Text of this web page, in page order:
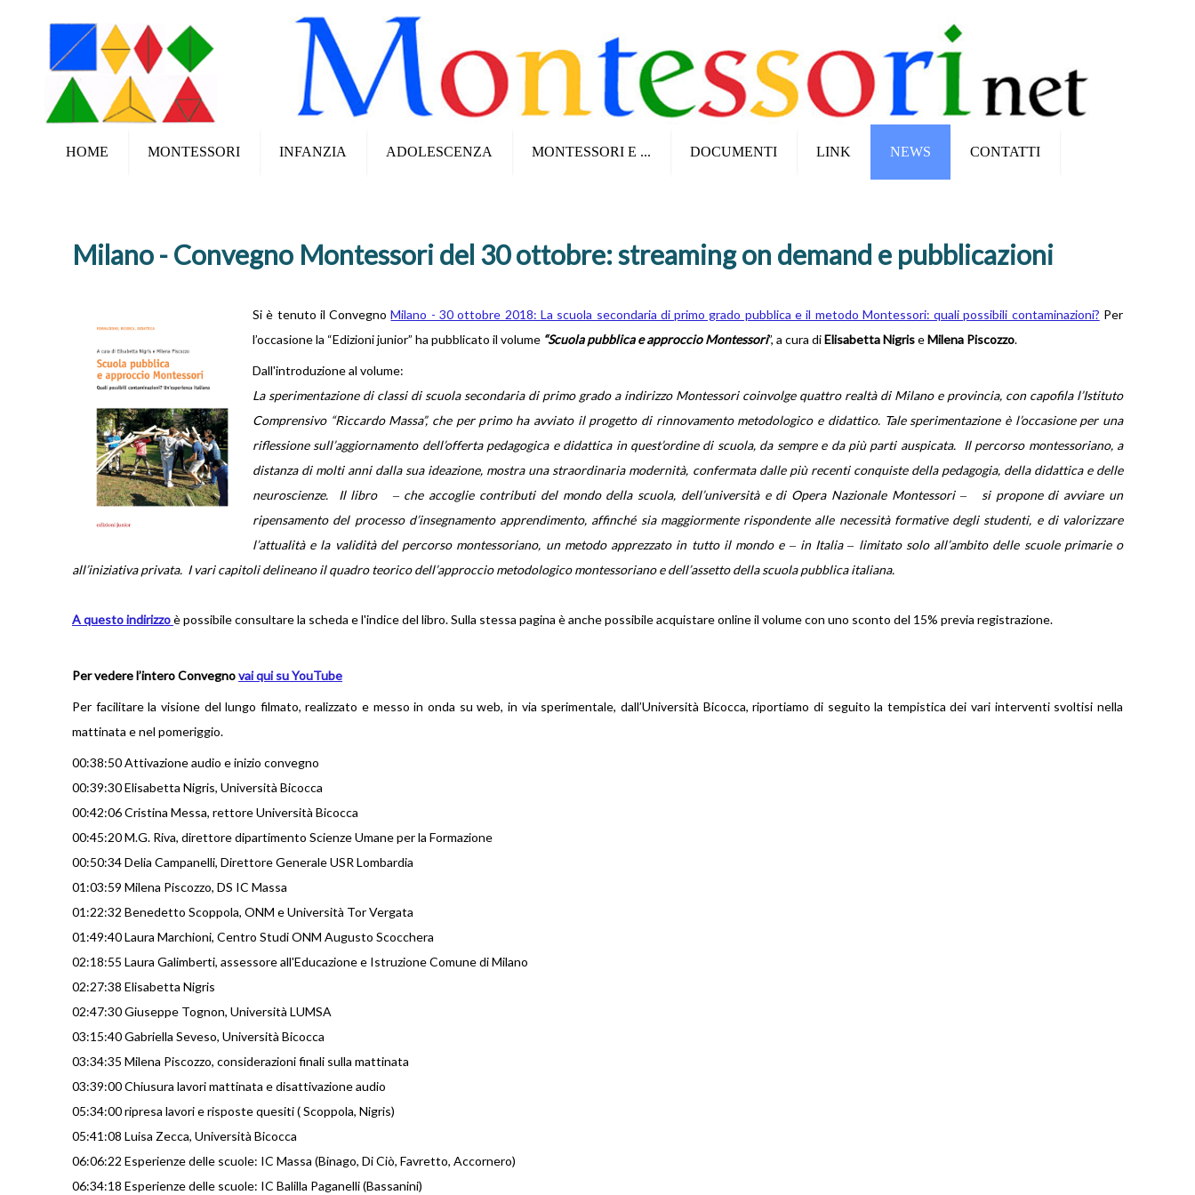
HOME MONTESSORI INFANZIA ADOLESCENZA MONTESSORI E ... DOCUMENTI LINK NEWS CONTATTI
Milano - Convegno Montessori del 30 ottobre: streaming on demand e pubblicazioni
Si è tenuto il ConvegnoMilano - 30 ottobre 2018: La scuola secondaria di primo grado pubblica e il metodo Montessori: quali possibili contaminazioni? Per
l’occasione la “Edizioni junior” ha pubblicato il volume “Scuola pubblica e approccio Montessori”, a cura diElisabetta NigriseMilena Piscozzo.
Dall'introduzione al volume:
La sperimentazione di classi di scuola secondaria di primo grado a indirizzo Montessori coinvolge quattro realtà di Milano e provincia, con capofila l’Istituto
Comprensivo “Riccardo Massa”, che per primo ha avviato il progetto di rinnovamento metodologico e didattico. Tale sperimentazione è l’occasione per una
riflessione sull’aggiornamento dell’offerta pedagogica e didattica in quest’ordine di scuola, da sempre e da più parti auspicata. Il percorso montessoriano, a
distanza di molti anni dalla sua ideazione, mostra una straordinaria modernità, confermata dalle più recenti conquiste della pedagogia, della didattica e delle
neuroscienze. Il libro ‒ che accoglie contributi del mondo della scuola, dell’università e di Opera Nazionale Montessori ‒ si propone di avviare un
ripensamento del processo d’insegnamento apprendimento, affinché sia maggiormente rispondente alle necessità formative degli studenti, e di valorizzare
l’attualità e la validità del percorso montessoriano, un metodo apprezzato in tutto il mondo e ‒ in Italia ‒ limitato solo all’ambito delle scuole primarie o
all’iniziativa privata. I vari capitoli delineano il quadro teorico dell’approccio metodologico montessoriano e dell’assetto della scuola pubblica italiana.
A questo indirizzoè possibile consultare la scheda e l'indice del libro. Sulla stessa pagina è anche possibile acquistare online il volume con uno sconto del 15% previa registrazione.
Per vedere l’intero Convegnovai qui su YouTube
Per facilitare la visione del lungo filmato, realizzato e messo in onda su web, in via sperimentale, dall’Università Bicocca, riportiamo di seguito la tempistica dei vari interventi svoltisi nella
mattinata e nel pomeriggio.
00:38:50 Attivazione audio e inizio convegno
00:39:30 Elisabetta Nigris, Università Bicocca
00:42:06 Cristina Messa, rettore Università Bicocca
00:45:20 M.G. Riva, direttore dipartimento Scienze Umane per la Formazione
00:50:34 Delia Campanelli, Direttore Generale USR Lombardia
01:03:59 Milena Piscozzo, DS IC Massa
01:22:32 Benedetto Scoppola, ONM e Università Tor Vergata
01:49:40 Laura Marchioni, Centro Studi ONM Augusto Scocchera
02:18:55 Laura Galimberti, assessore all'Educazione e Istruzione Comune di Milano
02:27:38 Elisabetta Nigris
02:47:30 Giuseppe Tognon, Università LUMSA
03:15:40 Gabriella Seveso, Università Bicocca
03:34:35 Milena Piscozzo, considerazioni finali sulla mattinata
03:39:00 Chiusura lavori mattinata e disattivazione audio
05:34:00 ripresa lavori e risposte quesiti ( Scoppola, Nigris)
05:41:08 Luisa Zecca, Università Bicocca
06:06:22 Esperienze delle scuole: IC Massa (Binago, Di Ciò, Favretto, Accornero)
06:34:18 Esperienze delle scuole: IC Balilla Paganelli (Bassanini)